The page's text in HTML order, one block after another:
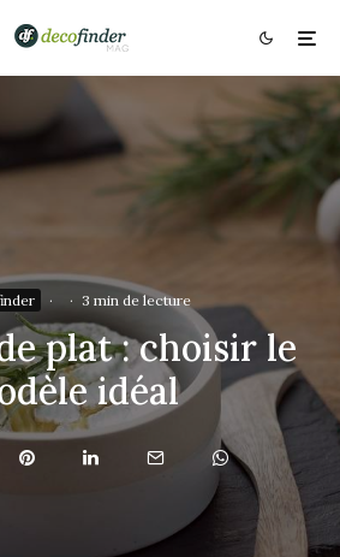
· · 3 min de lecture
plat : choisir le
idéal